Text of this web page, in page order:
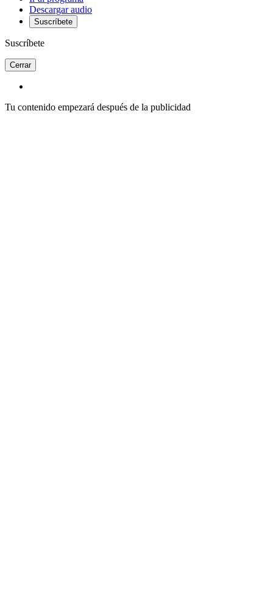
Descargar audio
Suscríbete
Suscríbete
Cerrar
Tu contenido empezará después de la publicidad